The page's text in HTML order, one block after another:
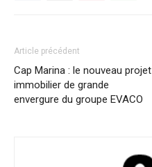
Article précédent
Cap Marina : le nouveau projet
immobilier de grande
envergure du groupe EVACO